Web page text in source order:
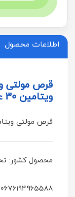
اطلاعات محصول
قرص مولتی
ویتامین 30 عدد
قرص مولتی
محصول کشور: